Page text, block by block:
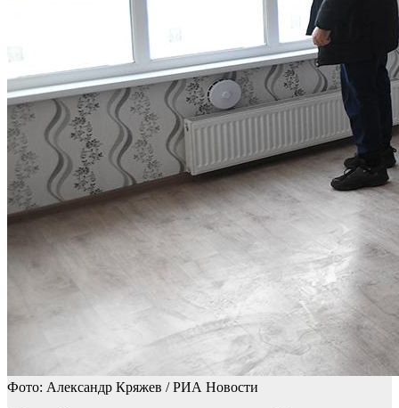
Фото: Александр Кряжев / РИА Новости